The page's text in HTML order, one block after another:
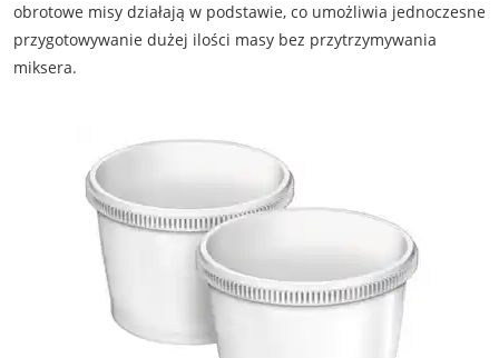
obrotowe misy działają w podstawie, co umożliwia jednoczesne
przygotowywanie dużej ilości masy bez przytrzymywania
miksera.